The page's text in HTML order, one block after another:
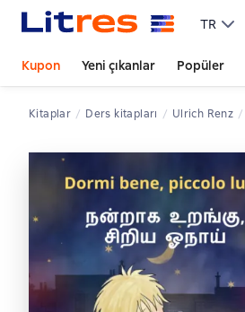
TR
Kupon Yeni çıkanlar Popüler
Kitaplar ders kitapları Ulrich Renz